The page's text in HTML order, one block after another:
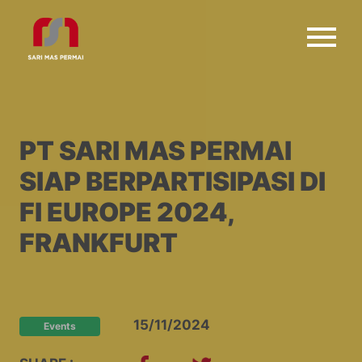
PT SARI MAS PERMAI
SIAP BERPARTISIPASI DI
FI EUROPE 2024,
FRANKFURT
Events 15/11/2024